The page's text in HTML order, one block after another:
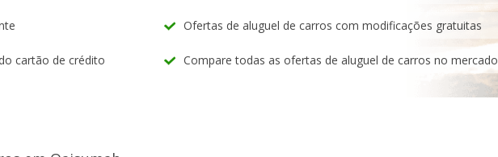
Ofertas de aluguel de carros com modificações gratuitas
cartão de crédito Compare todas as ofertas de aluguel de carros no mercado